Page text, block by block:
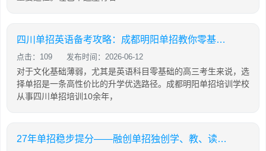
四川单招英语备考攻略：成都明阳单招教你零基础也能有效提分
点击：109 发布时间：2026-06-12
对于文化基础薄弱，尤其是英语科目零基础的高三考生来说，选
择单招是一条高性价比的升学优选路径。成都明阳单招培训学校
从事四川单招培训10余年，
27年单招稳步提分——融创单招独创学、教、读、背、练、考六位一体教学模式